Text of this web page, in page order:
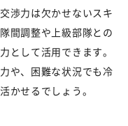
渉力は欠かせないスキ
間調整や上級部隊との
として活用できます。
や、困難な状況でも冷
かせるでしょう。